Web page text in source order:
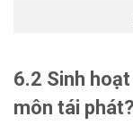
6.2 Sinh
môn tái phát?